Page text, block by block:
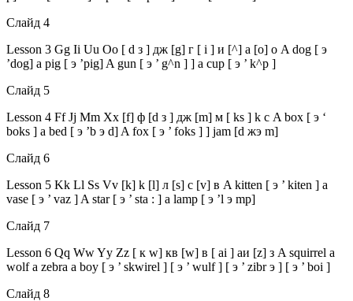
Слайд 4
Lesson 3 Gg Ii Uu Oo [ d з ] дж [g] г [ i ] и [^] а [o] о A dog [ э
’dog] a pig [ э ’pig] A gun [ э ’ g^n ] ] a cup [ э ’ k^p ]
Слайд 5
Lesson 4 Ff Jj Mm Xx [f] ф [d з ] дж [m] м [ ks ] k с A box [ э ‘
boks ] a bed [ э ’b э d] A fox [ э ’ foks ] ] jam [d жэ m]
Слайд 6
Lesson 5 Kk Ll Ss Vv [k] k [l] л [s] с [v] в A kitten [ э ’ kiten ] a
vase [ э ’ vaz ] A star [ э ’ sta : ] a lamp [ э ’l э mp]
Слайд 7
Lesson 6 Qq Ww Yy Zz [ к w] кв [w] в [ ai ] аи [z] з A squirrel a
wolf a zebra a boy [ э ’ skwirel ] [ э ’ wulf ] [ э ’ zibr э ] [ э ’ boi ]
Слайд 8